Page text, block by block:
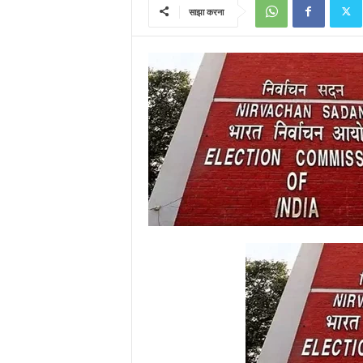
साझा करना